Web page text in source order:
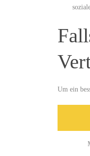
Um ein